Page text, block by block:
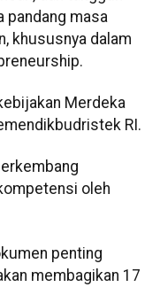
pandang masa
khususnya dalam
Merdeka
RI.
oleh
penting
membagikan 17